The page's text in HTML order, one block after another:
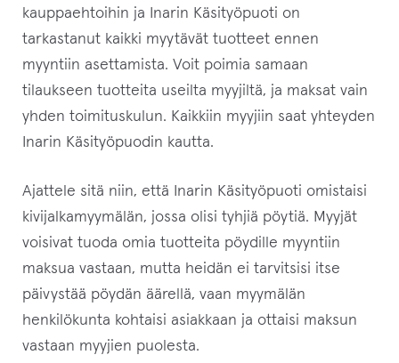
kauppaehtoihin ja Inarin Käsityöpuoti on
tarkastanut kaikki myytävät tuotteet ennen
myyntiin asettamista. Voit poimia samaan
tilaukseen tuotteita useilta myyjiltä, ja maksat vain
yhden toimituskulun. Kaikkiin myyjiin saat yhteyden
Inarin Käsityöpuodin kautta.
Ajattele sitä niin, että Inarin Käsityöpuoti omistaisi
kivijalkamyymälän, jossa olisi tyhjiä pöytiä. Myyjät
voisivat tuoda omia tuotteita pöydille myyntiin
maksua vastaan, mutta heidän ei tarvitsisi itse
päivystää pöydän äärellä, vaan myymälän
henkilökunta kohtaisi asiakkaan ja ottaisi maksun
vastaan myyjien puolesta.